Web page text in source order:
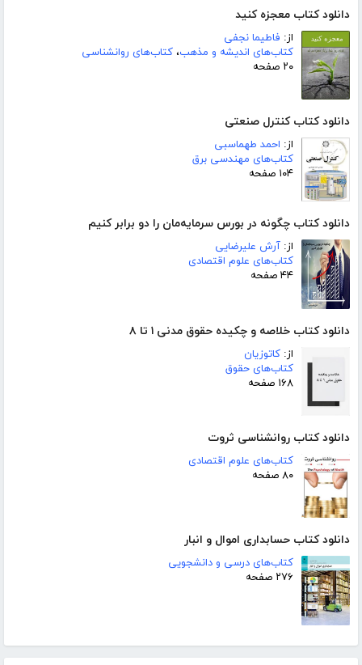
دانلود کتاب معجزه کنید
از: فاطیما نجفی
کتاب‌های اندیشه و مذهب، کتاب‌های روانشناسی
۲۰ صفحه
دانلود کتاب کنترل صنعتی
از: احمد طهماسبی
کتاب‌های مهندسی برق
۱۰۴ صفحه
دانلود کتاب چگونه در بورس سرمایه‌مان را دو برابر کنیم
از: آرش علیرضایی
کتاب‌های علوم اقتصادی
۴۴ صفحه
دانلود کتاب خلاصه و چکیده حقوق مدنی ۱ تا ۸
از: کاتوزیان
کتاب‌های حقوق
۱۶۸ صفحه
دانلود کتاب روانشناسی ثروت
کتاب‌های علوم اقتصادی
۸۰ صفحه
دانلود کتاب حسابداری اموال و انبار
کتاب‌های درسی و دانشجویی
۲۷۶ صفحه